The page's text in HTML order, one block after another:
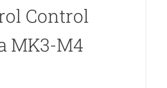
Control
MK3-M4